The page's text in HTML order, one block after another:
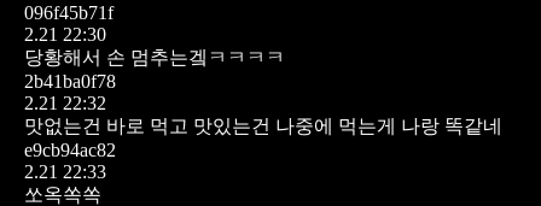
096f45b71f
2.21 22:30
당황해서 손 멈추는겤ㅋㅋㅋㅋ
2b41ba0f78
2.21 22:32
맛없는건 바로 먹고 맛있는건 나중에 먹는게 나랑 똑같네
e9cb94ac82
2.21 22:33
쏘옥쏙쏙